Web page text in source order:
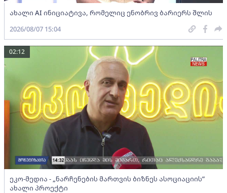
ახალი AI ინიციატივა, რომელიც ენობრივ ბარიერს შლის
2026/08/07 15:04
ეკო-მედია - „ნარჩენების მართვის ბიზნეს ასოციაციის”
ახალი პროექტი
02:12